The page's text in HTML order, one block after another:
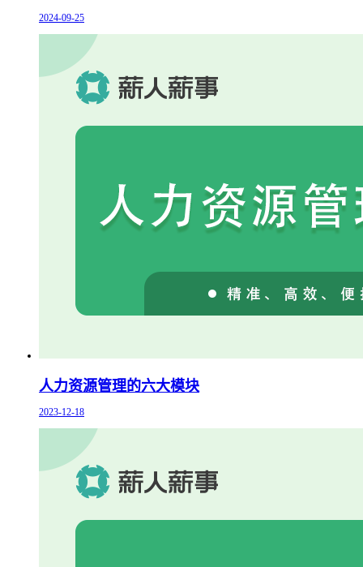
2024-09-25
人力资源管理的六大模块
2023-12-18